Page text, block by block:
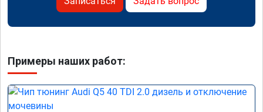
Примеры наших работ: